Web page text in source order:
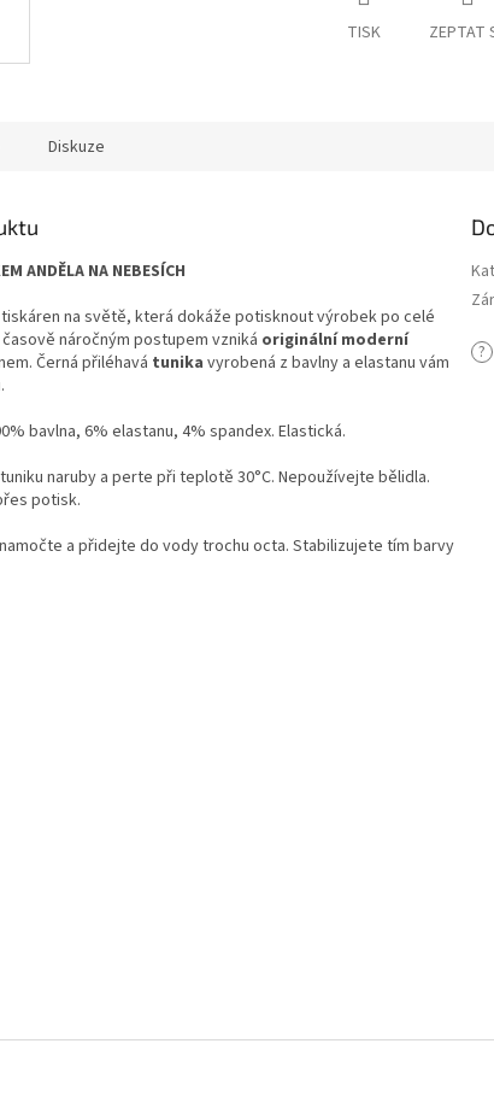
TISK ZEPTAT
Diskuze
ANDĚLA NA NEBESÍCH
tiskáren na světě, která dokáže potisknout výrobek po celé
náročným postupem vzniká originální moderní
Černá přiléhavá tunika vyrobená z bavlny a elastanu vám
bavlna, 6% elastanu, 4% spandex. Elastická.
tuniku naruby a perte při teplotě 30°C. Nepoužívejte bělidla.
potisk.
a přidejte do vody trochu octa. Stabilizujete tím barvy
?